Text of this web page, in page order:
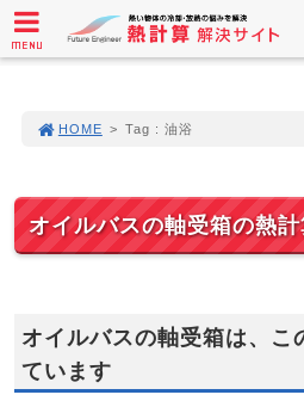
HOME > Tag : 油浴
オイルバスの軸受箱の熱
オイルバスの軸受箱は、こ
ています
MENU